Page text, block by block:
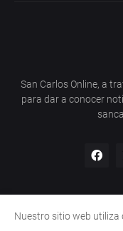
San Carlos Online, a
para dar a conocer
Nuestro sitio web utiliza